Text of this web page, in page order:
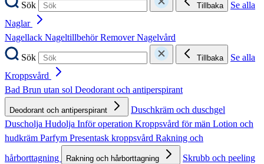
Sök
Tillbaka
Se alla
Naglar
Nagellack NageltillbehörRemoverNagelvård
Sök
Tillbaka
Se alla
Kroppsvård
Bad Brun utan sol Deodorant och antiperspirant
Deodorant och antiperspirant
Duschkräm och duschgel
Duscholja Hudolja Inför operation Kroppsvård för män Lotion och
hudkräm Parfym Presentask kroppsvård Rakning och
hårborttagning
Rakning och hårborttagning
Skrubb och peeling